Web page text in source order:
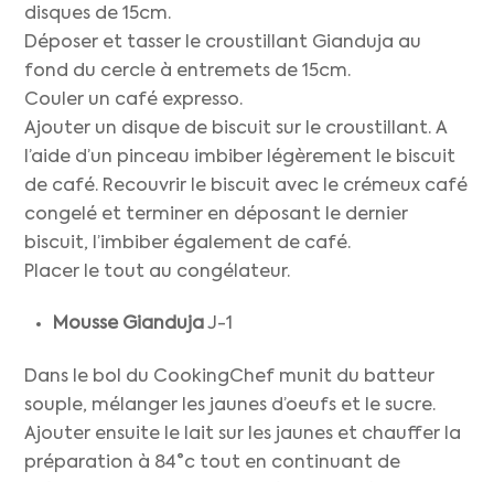
disques de 15cm.
Déposer et tasser le croustillant Gianduja au
fond du cercle à entremets de 15cm.
Couler un café expresso.
Ajouter un disque de biscuit sur le croustillant. A
l’aide d’un pinceau imbiber légèrement le biscuit
de café. Recouvrir le biscuit avec le crémeux café
congelé et terminer en déposant le dernier
biscuit, l’imbiber également de café.
Placer le tout au congélateur.
Mousse GiandujaJ-1
Dans le bol du CookingChef munit du batteur
souple, mélanger les jaunes d’oeufs et le sucre.
Ajouter ensuite le lait sur les jaunes et chauffer la
préparation à 84°c tout en continuant de